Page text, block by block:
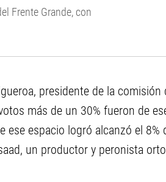
Frente Grande, con
presidente de la comisión
más de un 30% fueron de
ese espacio logró alcanzó el 8%
un productor y peronista